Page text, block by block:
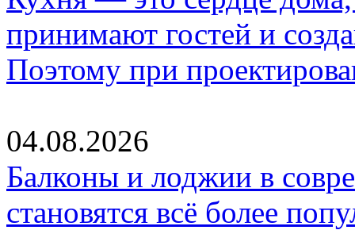
принимают гостей и
Поэтому при
04.08.2026
Балконы и лоджии в
становятся всё более